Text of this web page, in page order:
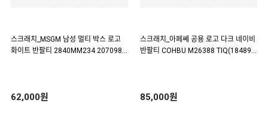
스크래치_MSGM 남성 멀티 박스 로고
화이트 반팔티 2840MM234 207098 0
62,000원
스크래치_아페쎄 공용 로고 다크 네이비
반팔티 COHBU M26388 TIQ(18489
85,000원